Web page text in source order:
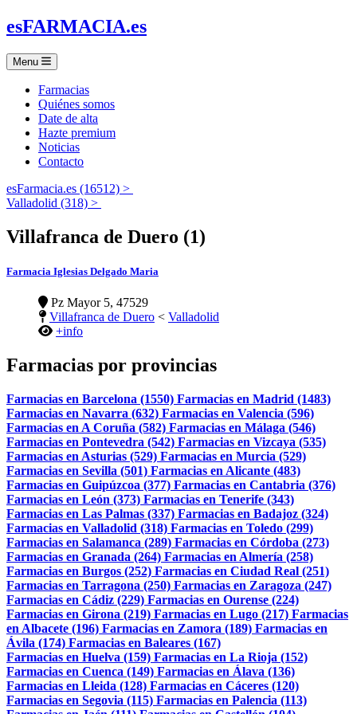
esFARMACIA.es
Menu
Farmacias
Quiénes somos
Date de alta
Hazte premium
Noticias
Contacto
esFarmacia.es (16512) >
Valladolid (318) >
Villafranca de Duero (1)
Farmacia Iglesias Delgado Maria
Pz Mayor 5, 47529
Villafranca de Duero < Valladolid
+info
Farmacias por provincias
Farmacias en Barcelona (1550) Farmacias en Madrid (1483)
Farmacias en Navarra (632) Farmacias en Valencia (596)
Farmacias en A Coruña (582) Farmacias en Málaga (546)
Farmacias en Pontevedra (542) Farmacias en Vizcaya (535)
Farmacias en Asturias (529) Farmacias en Murcia (529)
Farmacias en Sevilla (501) Farmacias en Alicante (483)
Farmacias en Guipúzcoa (377) Farmacias en Cantabria (376)
Farmacias en León (373) Farmacias en Tenerife (343)
Farmacias en Las Palmas (337) Farmacias en Badajoz (324)
Farmacias en Valladolid (318) Farmacias en Toledo (299)
Farmacias en Salamanca (289) Farmacias en Córdoba (273)
Farmacias en Granada (264) Farmacias en Almería (258)
Farmacias en Burgos (252) Farmacias en Ciudad Real (251)
Farmacias en Tarragona (250) Farmacias en Zaragoza (247)
Farmacias en Cádiz (229) Farmacias en Ourense (224)
Farmacias en Girona (219) Farmacias en Lugo (217) Farmacias
en Albacete (196) Farmacias en Zamora (189) Farmacias en
Ávila (174) Farmacias en Baleares (167)
Farmacias en Huelva (159) Farmacias en La Rioja (152)
Farmacias en Cuenca (149) Farmacias en Álava (136)
Farmacias en Lleida (128) Farmacias en Cáceres (120)
Farmacias en Segovia (115) Farmacias en Palencia (113)